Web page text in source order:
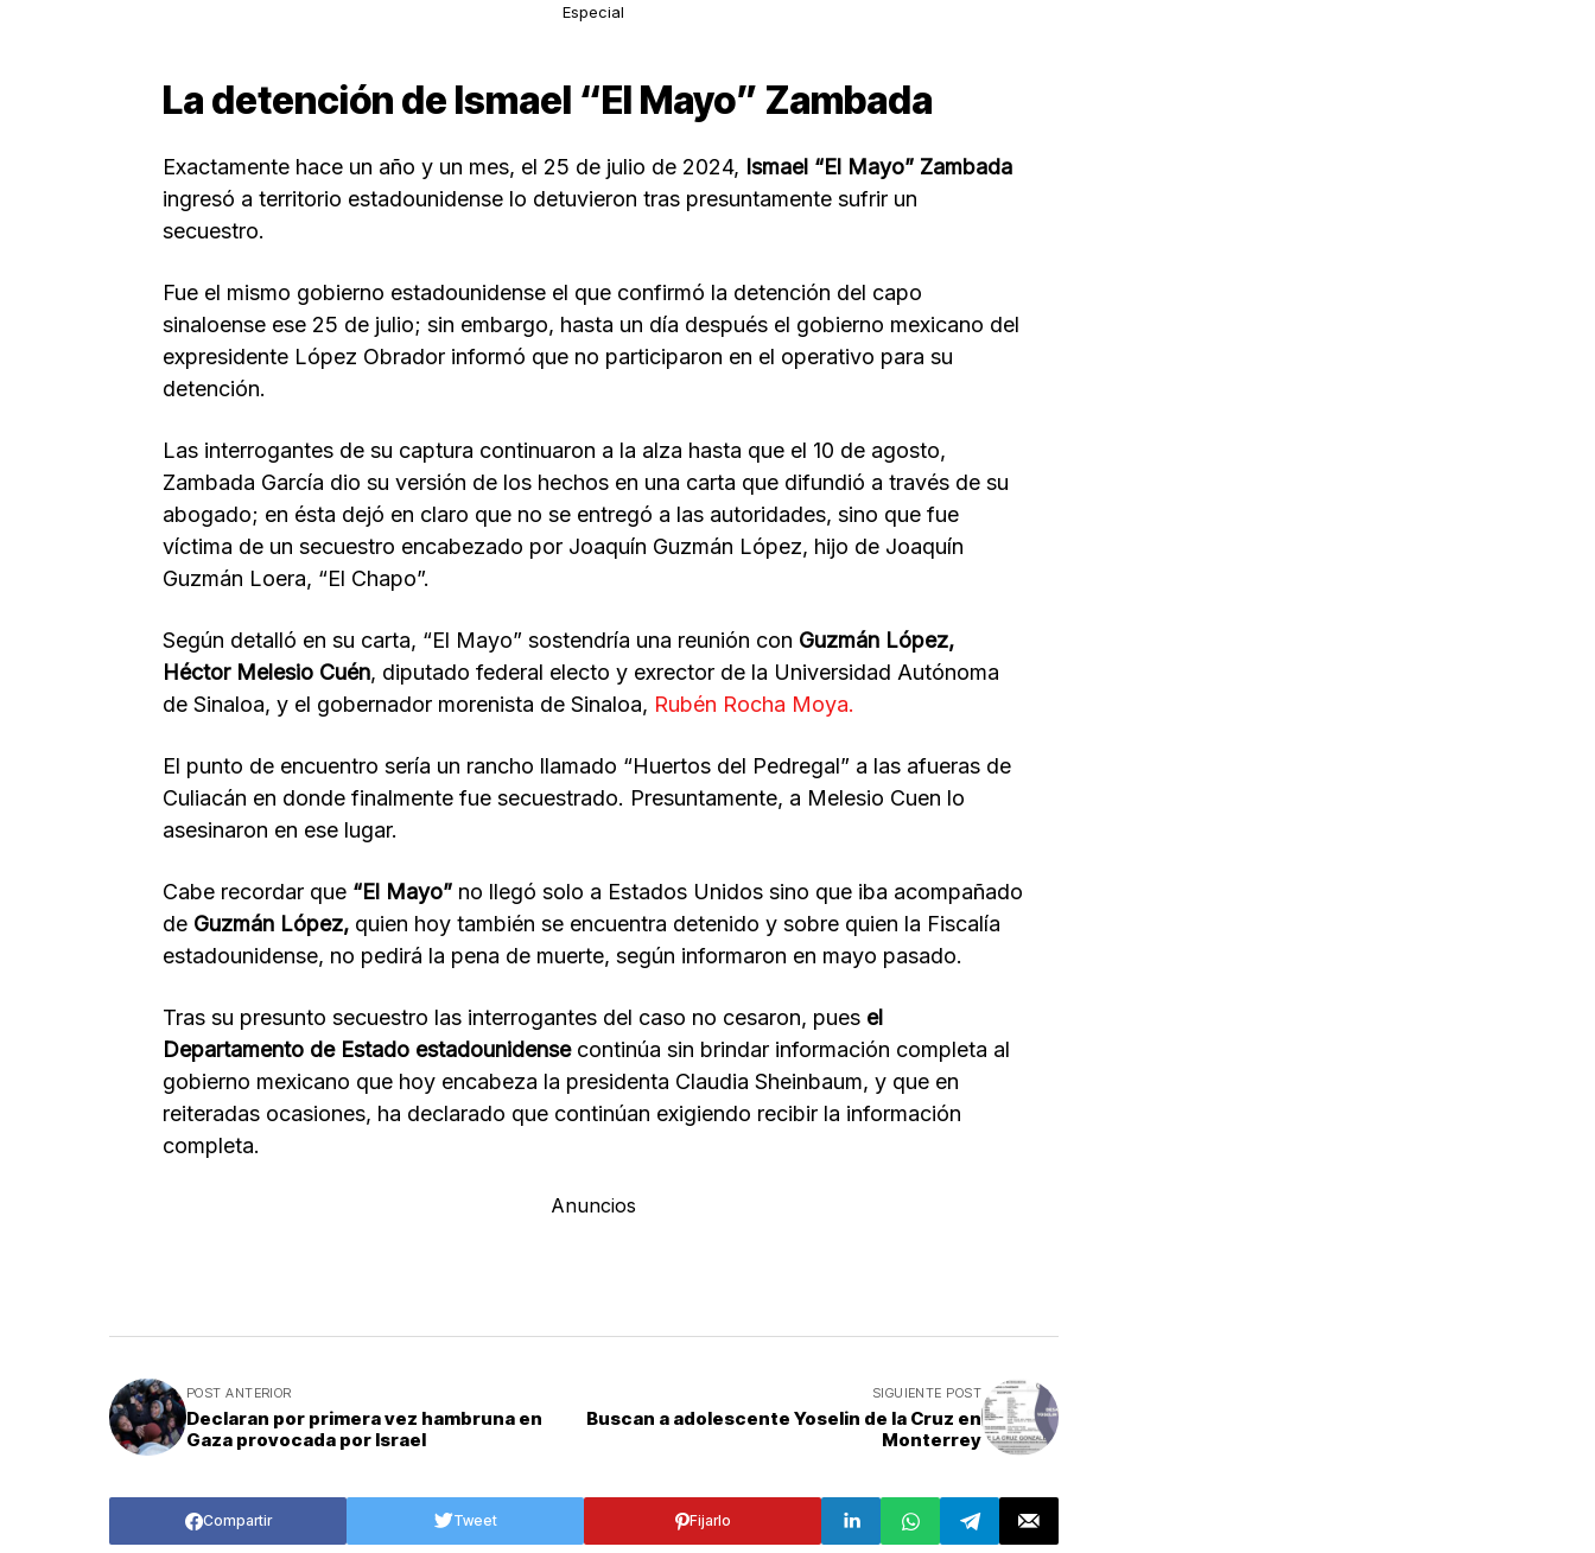
Especial
La detención de Ismael “El Mayo” Zambada
Exactamente hace un año y un mes, el 25 de julio de 2024, Ismael “El Mayo” Zambada
ingresó a territorio estadounidense lo detuvieron tras presuntamente sufrir un
secuestro.
Fue el mismo gobierno estadounidense el que confirmó la detención del capo
sinaloense ese 25 de julio; sin embargo, hasta un día después el gobierno mexicano del
expresidente López Obrador informó que no participaron en el operativo para su
detención.
Las interrogantes de su captura continuaron a la alza hasta que el 10 de agosto,
Zambada García dio su versión de los hechos en una carta que difundió a través de su
abogado; en ésta dejó en claro que no se entregó a las autoridades, sino que fue
víctima de un secuestro encabezado por Joaquín Guzmán López, hijo de Joaquín
Guzmán Loera, “El Chapo”.
Según detalló en su carta, “El Mayo” sostendría una reunión con Guzmán López,
Héctor Melesio Cuén, diputado federal electo y exrector de la Universidad Autónoma
de Sinaloa, y el gobernador morenista de Sinaloa, Rubén Rocha Moya.
El punto de encuentro sería un rancho llamado “Huertos del Pedregal” a las afueras de
Culiacán en donde finalmente fue secuestrado. Presuntamente, a Melesio Cuen lo
asesinaron en ese lugar.
Cabe recordar que “El Mayo” no llegó solo a Estados Unidos sino que iba acompañado
de Guzmán López, quien hoy también se encuentra detenido y sobre quien la Fiscalía
estadounidense, no pedirá la pena de muerte, según informaron en mayo pasado.
Tras su presunto secuestro las interrogantes del caso no cesaron, pues el
Departamento de Estado estadounidense continúa sin brindar información completa al
gobierno mexicano que hoy encabeza la presidenta Claudia Sheinbaum, y que en
reiteradas ocasiones, ha declarado que continúan exigiendo recibir la información
completa.
Anuncios
POST ANTERIOR
Declaran por primera vez hambruna en
Gaza provocada por Israel
SIGUIENTE POST
Buscan a adolescente Yoselin de la Cruz en
Monterrey
Compartir Tweet Fijarlo